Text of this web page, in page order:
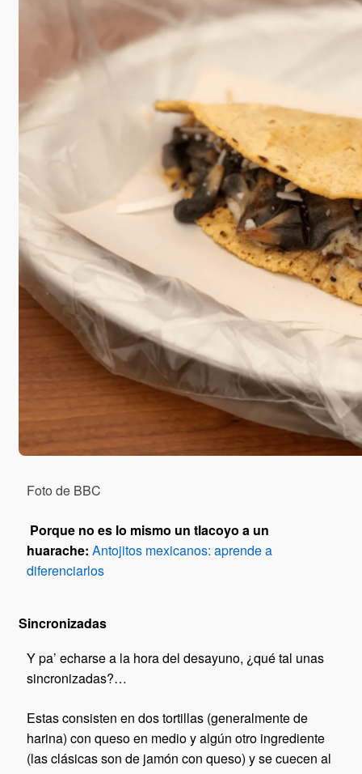
Foto de BBC
Porque no es lo mismo un tlacoyo a un
huarache: Antojitos mexicanos: aprende a
diferenciarlos
Sincronizadas
Y pa’ echarse a la hora del desayuno, ¿qué tal unas
sincronizadas?…
Estas consisten en dos tortillas (generalmente de
harina) con queso en medio y algún otro ingrediente
(las clásicas son de jamón con queso) y se cuecen al